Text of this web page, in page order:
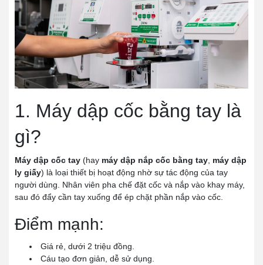
1. Máy dập cốc bằng tay là
gì?
Máy dập cốc tay (hay máy dập nắp cốc bằng tay máy dập
ly giấy) là loại thiết bị hoạt động nhờ sự tác động của tay
người dùng. Nhân viên pha chế đặt cốc và nắp vào khay máy,
sau đó đẩy cần tay xuống để ép chặt phần nắp vào cốc.
Điểm mạnh:
Giá rẻ, dưới 2 triệu đồng.
Cáu tạo đơn giản, dễ sử dụng.